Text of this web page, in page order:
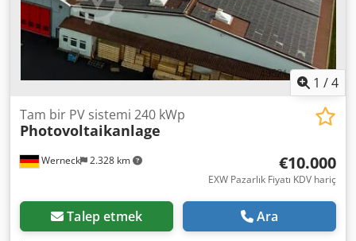
1 /4
Werneck 2.328 km
Tam bir PV sistemi 240 kWp
Photovoltaikanlage
€10.000
EXW Pazarlık Fiyatı KDV hariç
Talep etmek Ara